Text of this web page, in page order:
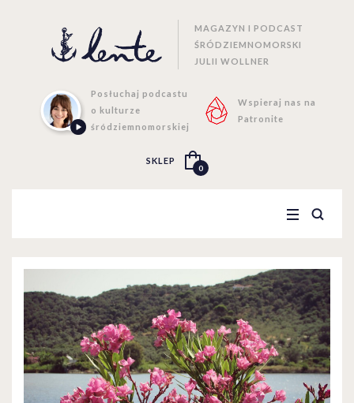
MAGAZYN I PODCAST
ŚRÓDZIEMNOMORSKI
JULII WOLLNER
Posłuchaj podcastu
o kulturze
śródziemnomorskiej
Wspieraj nas na
Patronite
SKLEP
0